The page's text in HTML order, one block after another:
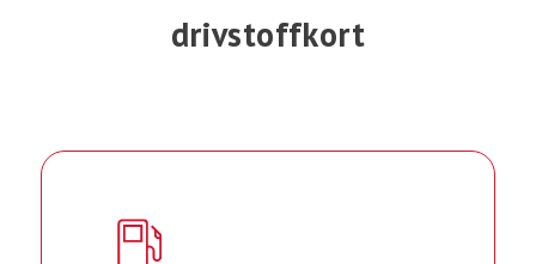
drivstoffkort